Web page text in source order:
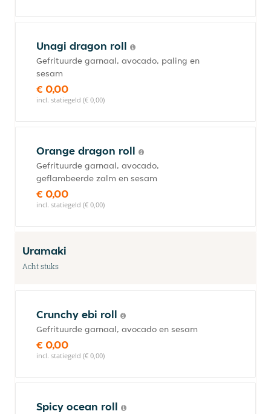
Unagi dragon roll
Gefrituurde garnaal, avocado, paling en
sesam
€ 0,00
incl. statiegeld (€ 0,00)
Orange dragon roll
Gefrituurde garnaal, avocado,
geflambeerde zalm en sesam
€ 0,00
incl. statiegeld (€ 0,00)
Uramaki
Acht stuks
Crunchy ebi roll
Gefrituurde garnaal, avocado en sesam
€ 0,00
incl. statiegeld (€ 0,00)
Spicy ocean roll